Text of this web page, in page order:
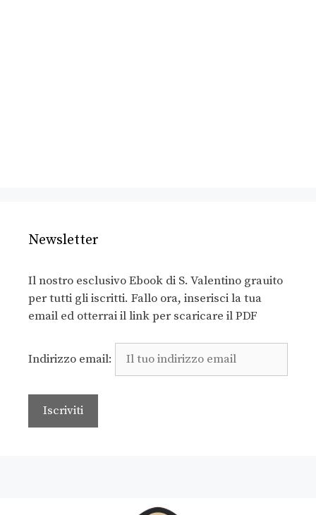
Newsletter
Il nostro esclusivo Ebook di S. Valentino grauito
per tutti gli iscritti. Fallo ora, inserisci la tua
email ed otterrai il link per scaricare il PDF
Indirizzo email: